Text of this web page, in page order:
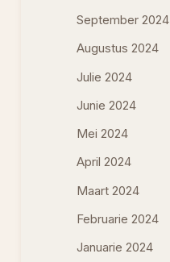
September 2024
Augustus 2024
Julie 2024
Junie 2024
Mei 2024
April 2024
Maart 2024
Februarie 2024
Januarie 2024